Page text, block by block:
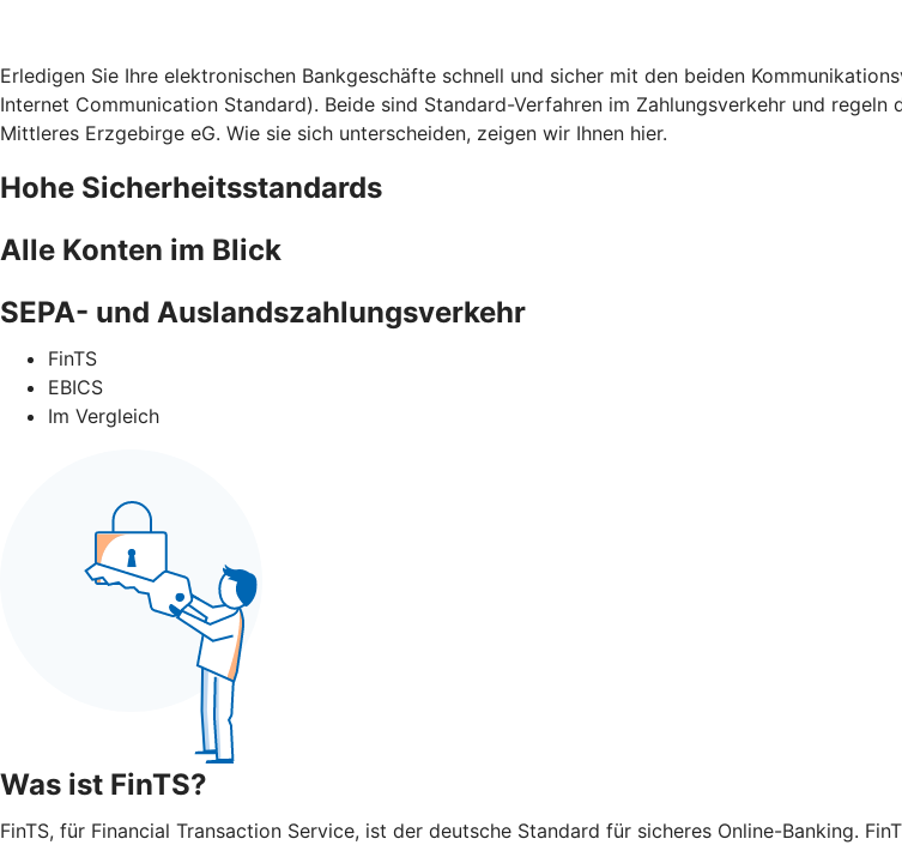
Erledigen Sie Ihre elektronischen Bankgeschäfte schnell und sicher mit den beiden
Internet Communication Standard). Beide sind Standard-Verfahren im Zahlungsverkehr und
Mittleres Erzgebirge eG. Wie sie sich unterscheiden, zeigen wir Ihnen hier.
Hohe Sicherheitsstandards
Alle Konten im Blick
SEPA- und Auslandszahlungsverkehr
FinTS
EBICS
Im Vergleich
Was ist FinTS?
FinTS, für Financial Transaction Service, ist der deutsche Standard für sicheres Online-Banking.